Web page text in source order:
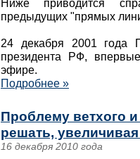
Ниже приводится
предыдущих "прямых
24 декабря 2001 года
президента РФ,
эфире.
Подробнее »
Проблему ветхого
решать,
16 декабря 2010 года